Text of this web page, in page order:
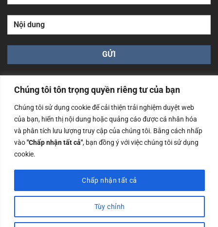
Chúng tôi tôn trọng quyền riêng tư của bạn
Chúng tôi sử dụng cookie để cải thiện trải nghiệm duyệt web
của bạn, hiển thị nội dung hoặc quảng cáo được cá nhân hóa
và phân tích lưu lượng truy cập của chúng tôi. Bằng cách nhấp
vào"Chấp nhận tất cả", bạn đồng ý với việc chúng tôi sử dụng
cookie.
Tùy chỉnh
Chấp nhận tất cả
Công ty TNHH Nam Bình Xương - Số ĐKKD: 0108783483
cấp ngày 14/06/2019 bởi Sở Kế Hoạch và Đầu Tư Tp. Hà
Nội
Copyrights @2023 Nam Binh Xuong. All Rights Reserved